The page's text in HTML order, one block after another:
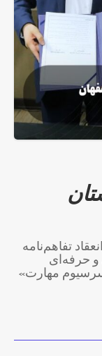
تفاهم‌نامه
و حرفه‌ای
مهارت»